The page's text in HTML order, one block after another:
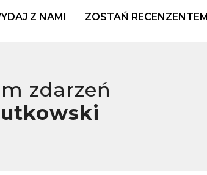
Z NAMI ZOSTAŃ RECENZENTEM
zdarzeń